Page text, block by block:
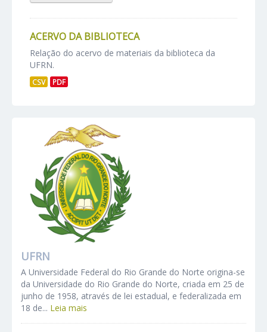
ACERVO DA BIBLIOTECA
Relação do acervo de materiais da biblioteca da
UFRN.
CSV PDF
UFRN
A Universidade Federal do Rio Grande do Norte origina-se
da Universidade do Rio Grande do Norte, criada em 25 de
junho de 1958, através de lei estadual, e federalizada em
18 de... Leia mais